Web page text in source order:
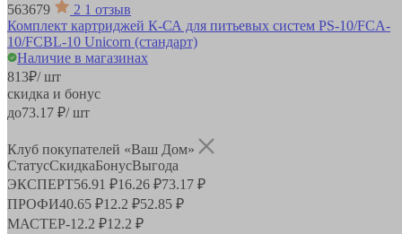
563679 2 1 отзыв
Комплект картриджей К-СА для питьевых систем PS-10/FCA-
10/FCBL-10 Unicorn (стандарт)
Наличие в магазинах
813₽/ шт
скидка и бонус
до73.17 ₽/ шт
Клуб покупателей «Ваш Дом»
СтатусСкидкаБонусВыгода
ЭКСПЕРТ56.91 ₽16.26 ₽73.17 ₽
ПРОФИ40.65 ₽12.2 ₽52.85 ₽
МАСТЕР-12.2 ₽12.2 ₽